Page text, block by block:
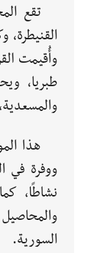
القنيطرة،
وأُقيمت
طبريا،
هذا
ووفرة في
نشاطًا،
السورية.